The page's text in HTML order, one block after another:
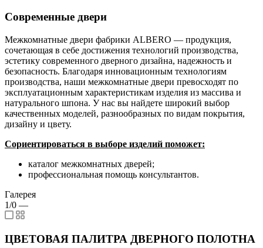
Современные двери
Межкомнатные двери фабрики ALBERO — продукция,
сочетающая в себе достижения технологий производства,
эстетику современного дверного дизайна, надежность и
безопасность. Благодаря инновационным технологиям
производства, наши межкомнатные двери превосходят по
эксплуатационным характеристикам изделия из массива и
натурального шпона. У нас вы найдете широкий выбор
качественных моделей, разнообразных по видам покрытия,
дизайну и цвету.
Сориентироваться в выборе изделий поможет:
каталог межкомнатных дверей;
профессиональная помощь консультантов.
Галерея
1/0 —
ЦВЕТОВАЯ ПАЛИТРА ДВЕРНОГО ПОЛОТНА